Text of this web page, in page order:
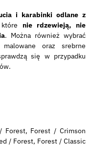
i karabinki odlane z
nie rdzewieją, nie
. Można również wybrać
oraz srebrne
się w przypadku
Forest, Forest / Crimson
/ Forest, Forest / Classic